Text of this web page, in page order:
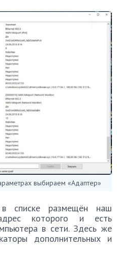
выбираем «Адаптер»
списке размещён наш
которого и есть
в сети. Здесь же
дополнительных и